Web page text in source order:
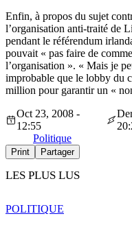
Enfin, à propos du sujet
l’organisation anti-traité de
pendant le référendum
pouvait « pas faire de
l’organisation ». « Mais je
improbable que le lobby du
million pour garantir un «
Oct 23, 2008 -
12:55
Politique
Print Partager
LES PLUS LUS
POLITIQUE